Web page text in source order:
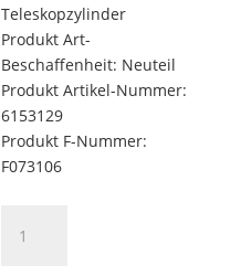
Teleskopzylinder
Produkt Art-
Beschaffenheit: Neuteil
Produkt Artikel-Nummer:
6153129
Produkt F-Nummer:
F073106
F073106